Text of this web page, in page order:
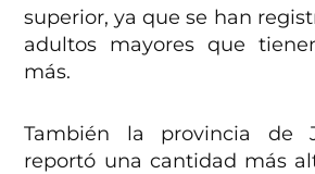
superior, ya que se han
adultos mayores que
más.
También la provincia de
reportó una cantidad más